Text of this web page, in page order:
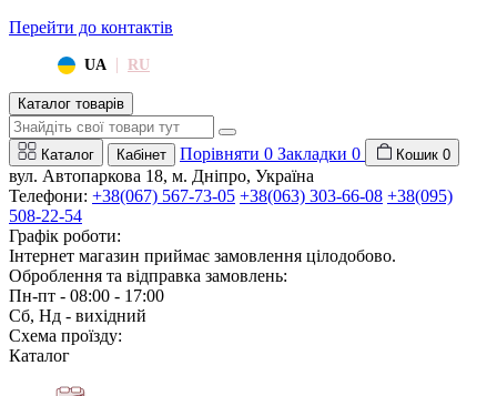
Перейти до контактів
UA | RU
Каталог товарів
Каталог Кабінет Порівняти 0 Закладки 0 Кошик 0
вул. Автопаркова 18, м. Дніпро, Україна
Телефони: +38(067) 567-73-05 +38(063) 303-66-08 +38(095)
508-22-54
Графік роботи:
Інтернет магазин приймає замовлення цілодобово.
Оброблення та відправка замовлень:
Пн-пт - 08:00 - 17:00
Сб, Нд - вихідний
Схема проїзду:
Каталог